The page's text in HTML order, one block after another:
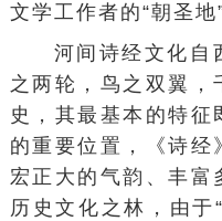
文学工作者的“朝圣地”
河间诗经文化自
之两轮，鸟之双翼，
史，其最基本的特
的重要位置，《诗经
宏正大的气韵、丰富
历史文化之林，由于